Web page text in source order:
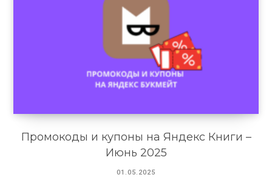
Промокоды и купоны на Яндекс Книги –
Июнь 2025
01.05.2025